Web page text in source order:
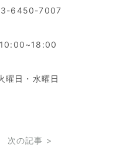
6450-7007
日・水曜日
次の記事 >